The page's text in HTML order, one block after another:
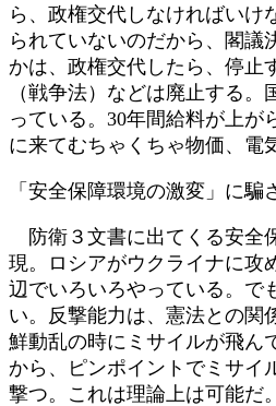
ら、政権交代しなければいけ
られていないのだから、閣議
かは、政権交代したら、停止
（戦争法）などは廃止する
っている。30年間給料が上が
に来てむちゃくちゃ物価、電
「安全保障環境の激変」に騙
防衛３文書に出てくる安全
現。ロシアがウクライナに攻
辺でいろいろやっている。で
い。反撃能力は、憲法との関
鮮動乱の時にミサイルが飛ん
から、ピンポイントでミサイ
撃つ。これは理論上は可能だ